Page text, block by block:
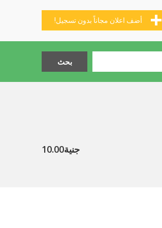
أضف اعلان مجاناً بدون تسجيل!
جنية10.00